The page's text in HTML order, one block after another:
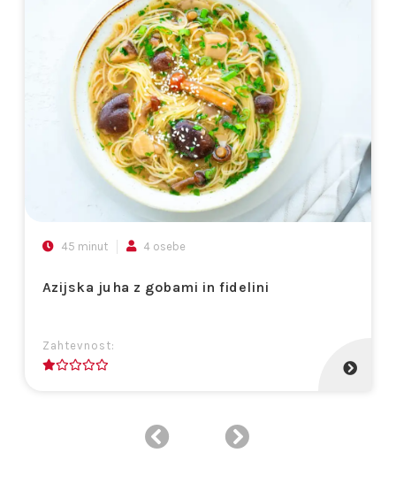
Azijska juha z gobami in fidelini
Zahtevnost:
45 minut 4 osebe